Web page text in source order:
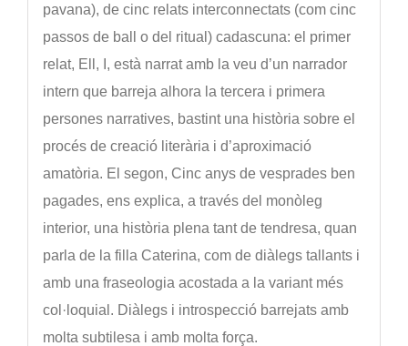
pavana), de cinc relats interconnectats (com cinc
passos de ball o del ritual) cadascuna: el primer
relat, Ell, I, està narrat amb la veu d’un narrador
intern que barreja alhora la tercera i primera
persones narratives, bastint una història sobre el
procés de creació literària i d’aproximació
amatòria. El segon, Cinc anys de vesprades ben
pagades, ens explica, a través del monòleg
interior, una història plena tant de tendresa, quan
parla de la filla Caterina, com de diàlegs tallants i
amb una fraseologia acostada a la variant més
col·loquial. Diàlegs i introspecció barrejats amb
molta subtilesa i amb molta força.